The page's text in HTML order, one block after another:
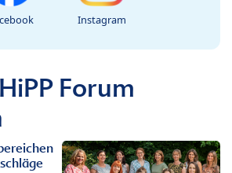
Instagram
Forum